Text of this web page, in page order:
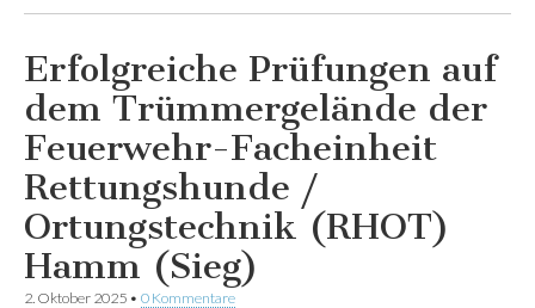
Erfolgreiche Prüfungen auf
dem Trümmergelände der
Feuerwehr-Facheinheit
Rettungshunde /
Ortungstechnik (RHOT)
Hamm (Sieg)
2. Oktober 2025 • 0 Kommentare